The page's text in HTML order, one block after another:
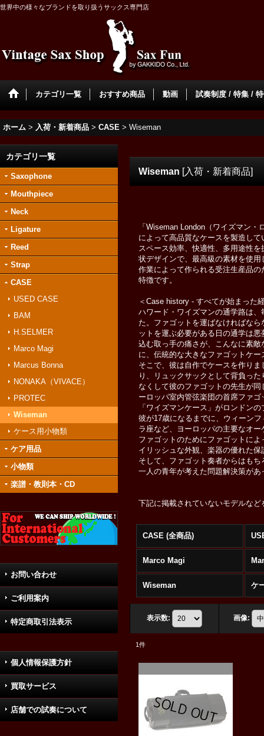
世界中の様々なブランドを取り扱うサックス専門店
カテゴリ一覧 おすすめ商品 動画 試奏制度 / 特集 /
ホーム > 入荷・新着商品 > CASE > Wiseman
カテゴリ一覧
Saxophone
Mouthpiece
Neck
Ligature
Reed
Strap
CASE
USED CASE
BAM
H.SELMER
Marco Magi
Marcus Bonna
NONAKA（VIVACE）
PROTEC
Wiseman
ケース用小物類
ケア用品
小物類
楽譜・教則本・CD
お問い合わせ
ご利用案内
特定商取引法表示
個人情報保護方針
買取サービス
店舗での試奏について
Wiseman [入荷・新着商品]
「Wiseman London（ワイズマン
によって高品質なケースを製造し
スペース効率、快適性、多用途性
状デザインで、最高級の素材を使
作業によって作られる受注生産品
特徴です。
＜Case history - すべてが始まった
ハワード・ワイズマンの通学路は
た。ファゴットを運ばなければな
ットを運ぶ必要がある日の通学は
込む取っ手の痛さが、こんなに素
に、伝統的な大きなファゴットケ
そこで、彼は自作でケースを作り
り、リュックサックとして背負っ
なくして彼のファゴットの先生が
ーロッパ室内管弦楽団の首席ファ
「ワイズマンケース」がロンドン
彼が17歳になるまでに、ウィーン
ラ座など、ヨーロッパの主要なオ
ファゴットのためにファゴットに
イリッシュな外観、楽器の優れた
そして、ファゴット奏者からはも
一人の青年が考えた問題解決策が
下記に掲載されていないモデルな
CASE (全商品)
Marco Magi
Wiseman ケ
表示数: 画像:
1件